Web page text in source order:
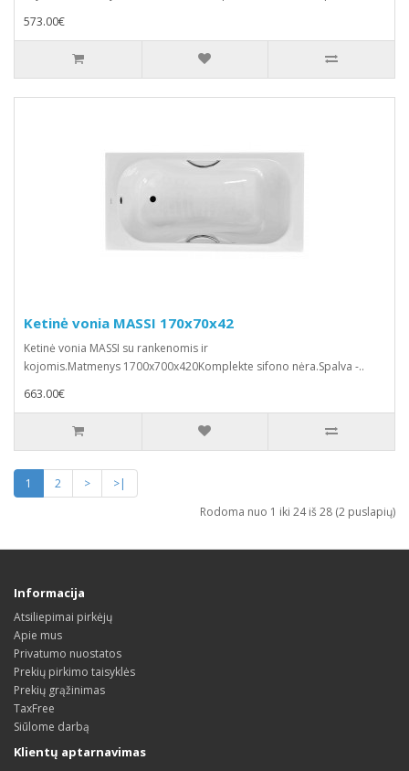
573.00€
Ketinė vonia MASSI 170x70x42
Ketinė vonia MASSI su rankenomis ir
kojomis.Matmenys 1700x700x420Komplekte sifono nėra.Spalva -..
663.00€
1 2 >
>|
Rodoma nuo 1 iki 24 iš 28 (2 puslapių)
Informacija
Atsiliepimai pirkėjų
Apie mus
Privatumo nuostatos
Prekių pirkimo taisyklės
Prekių grąžinimas
TaxFree
Siūlome darbą
Klientų aptarnavimas